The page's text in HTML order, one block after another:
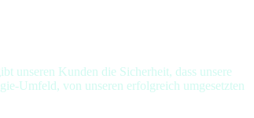
unseren Kunden die Sicherheit, dass unsere
Umfeld, von unseren erfolgreich umgesetzten